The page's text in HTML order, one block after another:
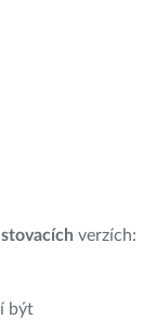
verzích:
být